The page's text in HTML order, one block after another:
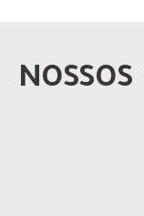
NOSSOS